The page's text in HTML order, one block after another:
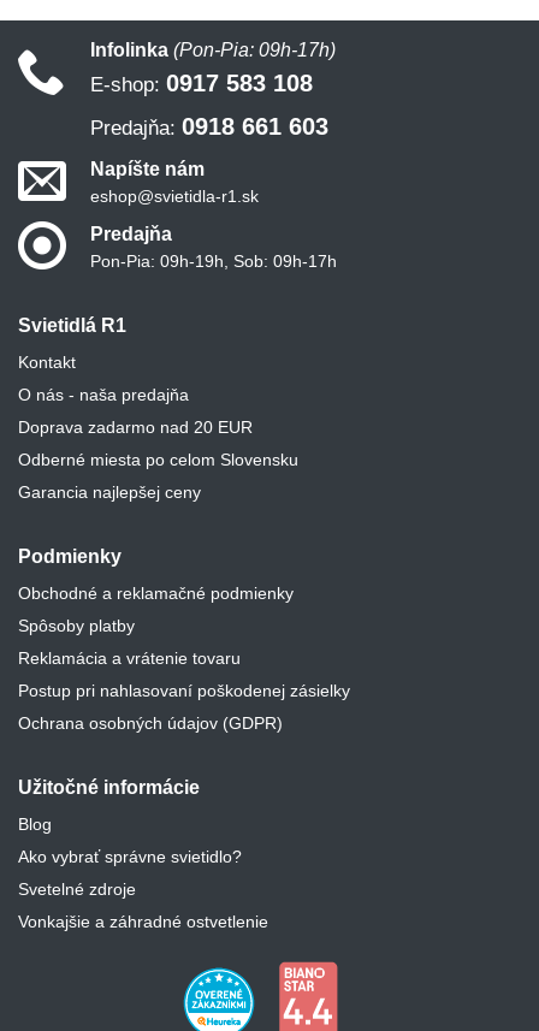
Svietidlá R1
Kontakt
O nás - naša predajňa
Doprava zadarmo nad 20 EUR
Odberné miesta po celom Slovensku
Garancia najlepšej ceny
Podmienky
Obchodné a reklamačné podmienky
Spôsoby platby
Reklamácia a vrátenie tovaru
Postup pri nahlasovaní poškodenej zásielky
Ochrana osobných údajov (GDPR)
Užitočné informácie
Blog
Ako vybrať správne svietidlo?
Svetelné zdroje
Vonkajšie a záhradné ostvetlenie
Infolinka (Pon-Pia: 09h-17h)
E-shop: 0917 583 108
Predajňa: 0918 661 603
Napíšte nám
eshop@svietidla-r1.sk
Predajňa
Pon-Pia: 09h-19h, Sob: 09h-17h